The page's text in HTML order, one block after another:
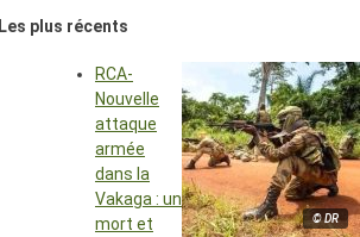
Les plus récents
© DR
RCA-
Nouvelle
attaque
armée
dans la
Vakaga : un
mort et